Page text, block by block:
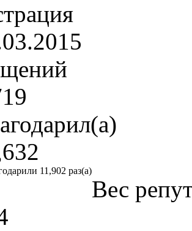
11,902 раз(а)
Вес